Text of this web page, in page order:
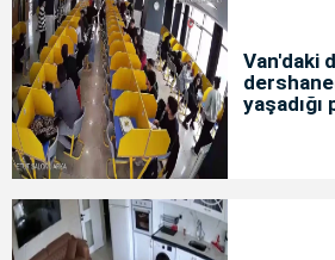
Van'daki
yaşadığı